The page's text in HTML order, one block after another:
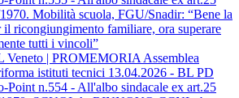
Mobilità scuola, FGU/Snadir: “Bene la
il ricongiungimento familiare, ora superare
tutti i vincoli”
Veneto | PROMEMORIA Assemblea
istituti tecnici 13.04.2026 - BL PD
Point n.554 - All'albo sindacale ex art.25